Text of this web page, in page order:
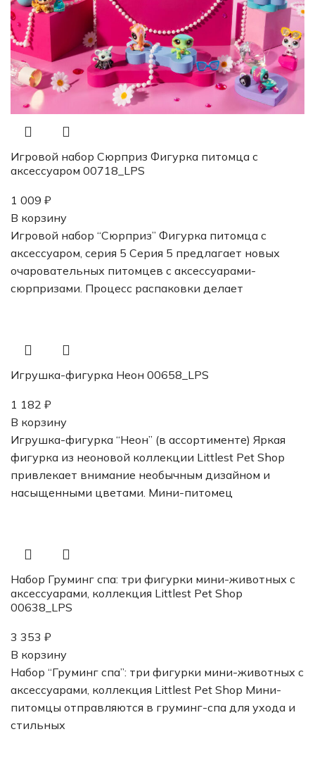
Игровой набор Сюрприз Фигурка питомца с
аксессуаром 00718_LPS
1 009 ₽
В корзину
Игровой набор “Сюрприз” Фигурка питомца с
аксессуаром, серия 5 Серия 5 предлагает новых
очаровательных питомцев с аксессуарами-
сюрпризами. Процесс распаковки делает
Игрушка-фигурка Неон 00658_LPS
1 182 ₽
В корзину
Игрушка-фигурка “Неон” (в ассортименте) Яркая
фигурка из неоновой коллекции Littlest Pet Shop
привлекает внимание необычным дизайном и
насыщенными цветами. Мини-питомец
Набор Груминг спа: три фигурки мини-животных с
аксессуарами, коллекция Littlest Pet Shop
00638_LPS
3 353 ₽
В корзину
Набор “Груминг спа”: три фигурки мини-животных с
аксессуарами, коллекция Littlest Pet Shop Мини-
питомцы отправляются в груминг-спа для ухода и
стильных